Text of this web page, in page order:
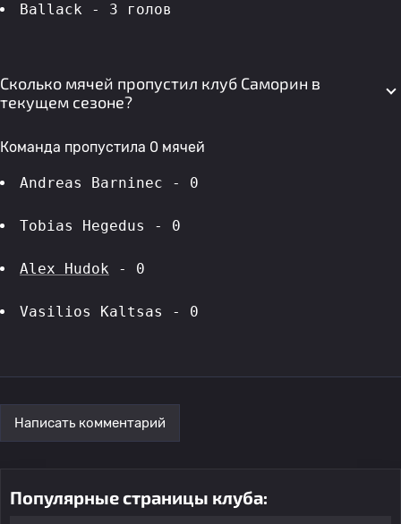
Ballack - 3 голов
Сколько мячей пропустил клуб Саморин в
текущем сезоне?
Команда пропустила 0 мячей
Andreas Barninec - 0
Tobias Hegedus - 0
Alex Hudok - 0
Vasilios Kaltsas - 0
Написать комментарий
Популярные страницы клуба: